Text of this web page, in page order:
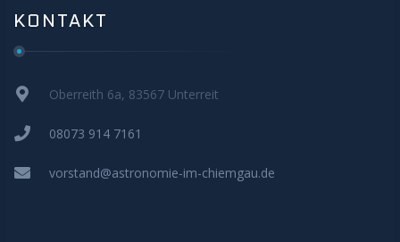
KONTAKT
Oberreith 6a, 83567 Unterreit
08073 914 7161
vorstand@astronomie-im-chiemgau.de